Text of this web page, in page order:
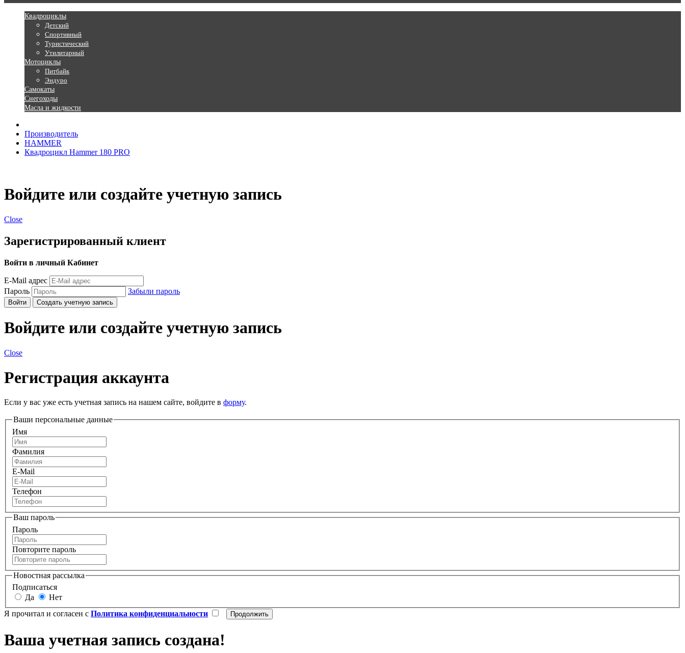
Квадроциклы
Детский
Спортивный
Туристический
Утилитарный
Мотоциклы
Питбайк
Эндуро
Самокаты
Снегоходы
Масла и жидкости
Производитель
HAMMER
Квадроцикл Hammer 180 PRO
Войдите или создайте учетную запись
Close
Зарегистрированный клиент
Войти в личный Кабинет
E-Mail адрес
Пароль
Забыли пароль
Войти Создать учетную запись
Войдите или создайте учетную запись
Close
Регистрация аккаунта
Если у вас уже есть учетная запись на нашем сайте, войдите в форму.
Ваши персональные данные
Имя
Фамилия
E-Mail
Телефон
Ваш пароль
Пароль
Повторите пароль
Новостная рассылка
Подписаться
Да
Нет
Я прочитал и согласен с Политика конфиденциальности
Ваша учетная запись создана!